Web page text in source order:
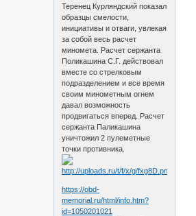
Теренец Курляндский показал
образцы смелости,
инициативы и отваги, увлекая
за собой весь расчет
миномета. Расчет сержанта
Поликашина С.Г. действовал
вместе со стрелковым
подразделением и все время
своим минометным огнем
давал возможность
продвигаться вперед. Расчет
сержанта Паликашина
уничтожил 2 пулеметные
точки противника.
https://obd-
memorial.ru/html/info.htm?
id=1050201021